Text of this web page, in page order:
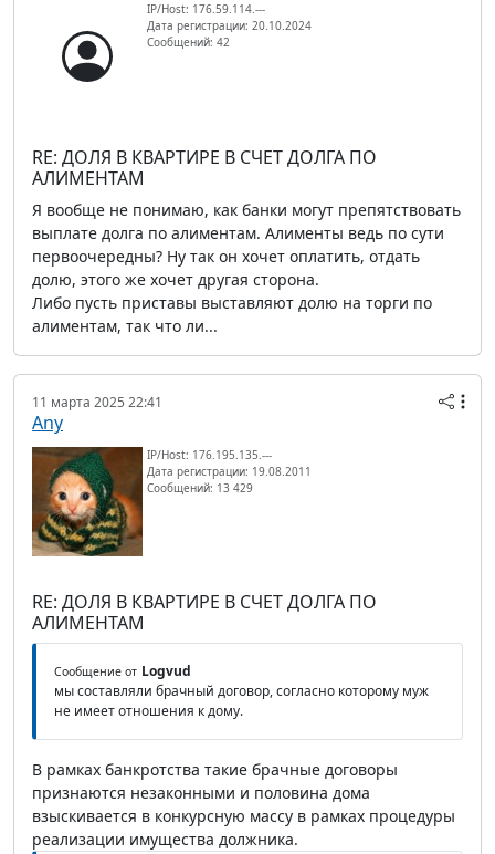
IP/Host: 176.59.114.---
Дата регистрации: 20.10.2024
Сообщений: 42
RE: ДОЛЯ В КВАРТИРЕ В СЧЕТ ДОЛГА ПО
АЛИМЕНТАМ
Я вообще не понимаю, как банки могут препятствовать
выплате долга по алиментам. Алименты ведь по сути
первоочередны? Ну так он хочет оплатить, отдать
долю, этого же хочет другая сторона.
Либо пусть приставы выставляют долю на торги по
алиментам, так что ли...
11 марта 2025 22:41
Any
IP/Host: 176.195.135.---
Дата регистрации: 19.08.2011
Сообщений: 13 429
RE: ДОЛЯ В КВАРТИРЕ В СЧЕТ ДОЛГА ПО
АЛИМЕНТАМ
Сообщение от Logvud
мы составляли брачный договор, согласно которому муж
не имеет отношения к дому.
В рамках банкротства такие брачные договоры
признаются незаконными и половина дома
взыскивается в конкурсную массу в рамках процедуры
реализации имущества должника.